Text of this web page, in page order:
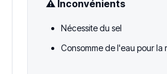
⚠️ Inconvénients
Nécessite du sel
Consomme de l'eau pour la